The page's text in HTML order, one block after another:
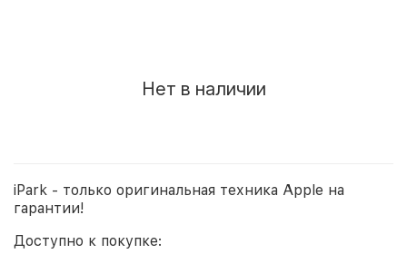
Нет в наличии
iPark - только оригинальная техника Apple на
гарантии!
Доступно к покупке: